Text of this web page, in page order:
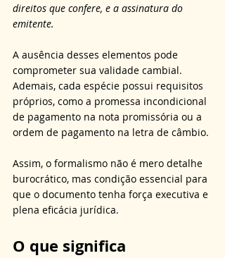
direitos que confere, e a assinatura do
emitente.
A ausência desses elementos pode
comprometer sua validade cambial.
Ademais, cada espécie possui requisitos
próprios, como a promessa incondicional
de pagamento na nota promissória ou a
ordem de pagamento na letra de câmbio.
Assim, o formalismo não é mero detalhe
burocrático, mas condição essencial para
que o documento tenha força executiva e
plena eficácia jurídica.
O que significa